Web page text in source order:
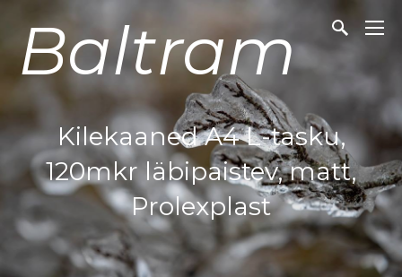
Baltram
Kilekaaned A4 L-tasku,
120mkr läbipaistev, matt,
Prolexplast